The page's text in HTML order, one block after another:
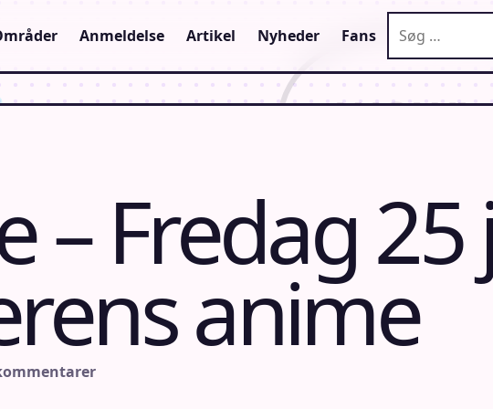
Anmeldelse Artikel Nyheder Fans
– Fredag 25
anime